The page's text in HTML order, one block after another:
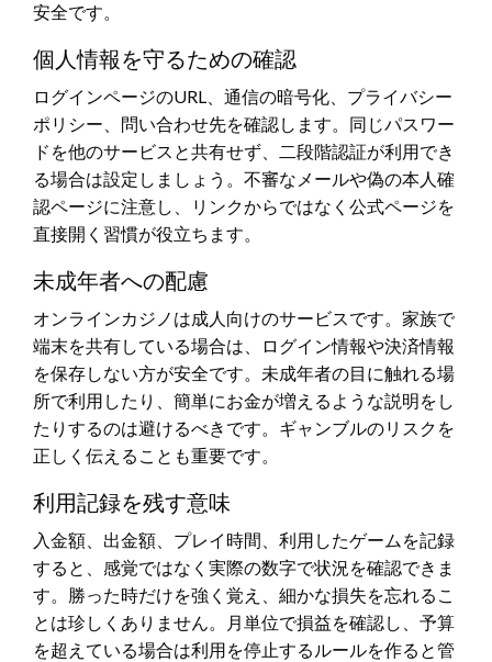
安全です。
個人情報を守るための確認
ログインページのURL、通信の暗号化、プライバシー
ポリシー、問い合わせ先を確認します。同じパスワー
ドを他のサービスと共有せず、二段階認証が利用でき
る場合は設定しましょう。不審なメールや偽の本人確
認ページに注意し、リンクからではなく公式ページを
直接開く習慣が役立ちます。
未成年者への配慮
オンラインカジノは成人向けのサービスです。家族で
端末を共有している場合は、ログイン情報や決済情報
を保存しない方が安全です。未成年者の目に触れる場
所で利用したり、簡単にお金が増えるような説明をし
たりするのは避けるべきです。ギャンブルのリスクを
正しく伝えることも重要です。
利用記録を残す意味
入金額、出金額、プレイ時間、利用したゲームを記録
すると、感覚ではなく実際の数字で状況を確認できま
す。勝った時だけを強く覚え、細かな損失を忘れるこ
とは珍しくありません。月単位で損益を確認し、予算
を超えている場合は利用を停止するルールを作ると管